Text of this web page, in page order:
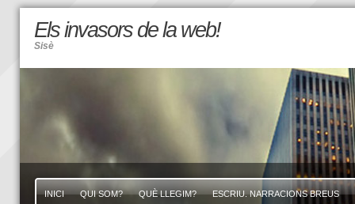
Els invasors de la web!
Sisè
INICI QUI SOM? QUÈ LLEGIM? ESCRIU. NARRACIONS BREUS